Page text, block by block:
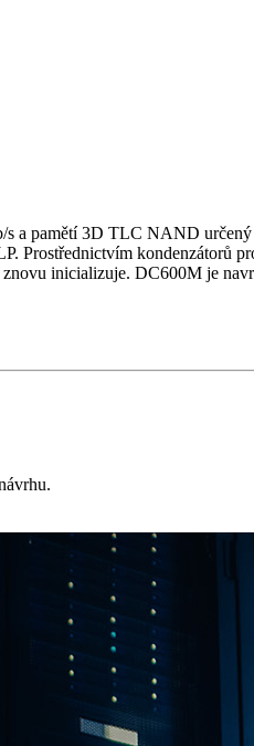
s a pamětí 3D TLC NAND
Prostřednictvím kondenzátorů
inicializuje. DC600M je